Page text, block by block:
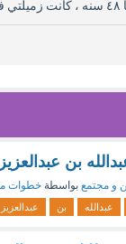
بن عبدالعزيز
و مجتمع بواسطة خطوات
عبدالله بن عبدالعزيز